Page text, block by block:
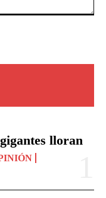
lloran